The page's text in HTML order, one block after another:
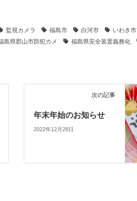
監視カメラ 福島市 白河市 いわき市
島県郡山市防犯カメ 福島県安全装置義務化
次の記事
年末年始のお知らせ
2022年12月28日